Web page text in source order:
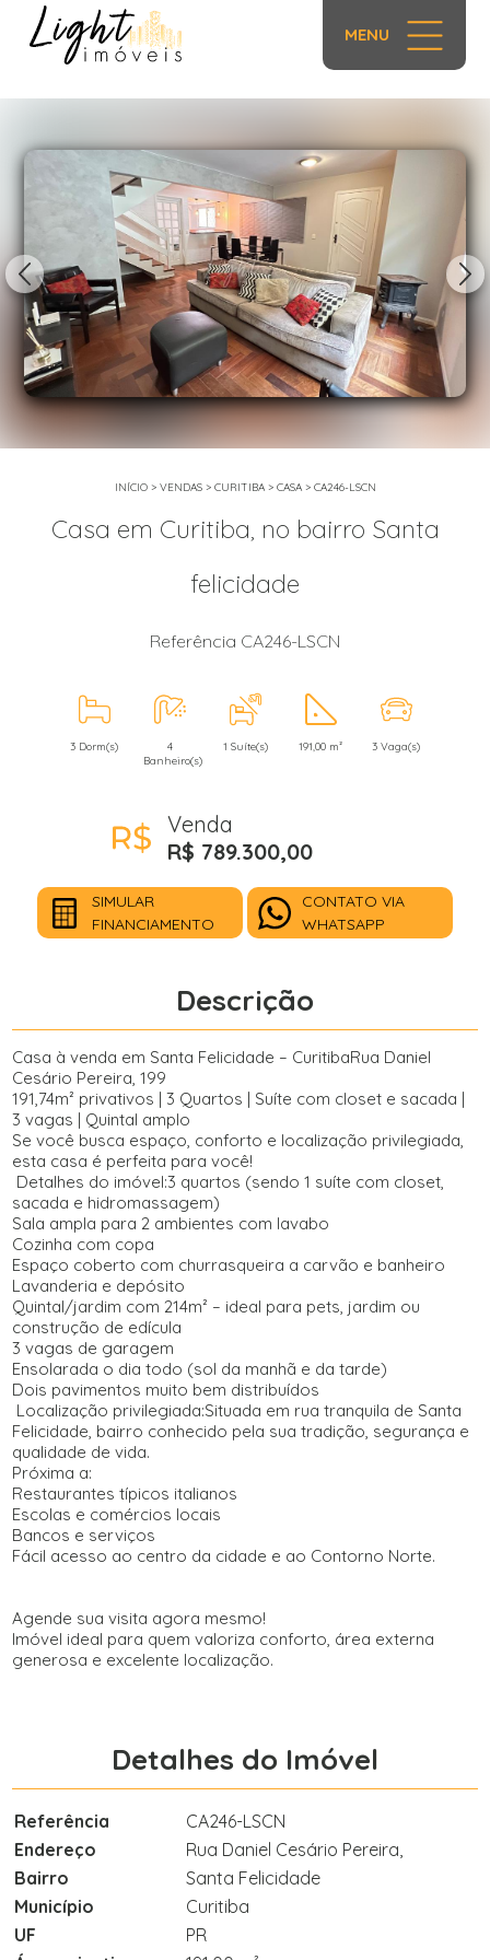
MENU
INÍCIO> VENDAS> CURITIBA> CASA> CA246-LSCN
Casa em Curitiba, no bairro Santa
felicidade
Referência CA246-LSCN
3 Dorm(s)
4
Banheiro(s)
1 Suíte(s) 191,00 m² 3 Vaga(s)
Venda
R$ 789.300,00
SIMULAR
FINANCIAMENTO
CONTATO VIA
WHATSAPP
Descrição
Casa à venda em Santa Felicidade – CuritibaRua Daniel
Cesário Pereira, 199
191,74m² privativos | 3 Quartos | Suíte com closet e sacada |
3 vagas | Quintal amplo
Se você busca espaço, conforto e localização privilegiada,
esta casa é perfeita para você!
Detalhes do imóvel:3 quartos (sendo 1 suíte com closet,
sacada e hidromassagem)
Sala ampla para 2 ambientes com lavabo
Cozinha com copa
Espaço coberto com churrasqueira a carvão e banheiro
Lavanderia e depósito
Quintal/jardim com 214m² – ideal para pets, jardim ou
construção de edícula
3 vagas de garagem
Ensolarada o dia todo (sol da manhã e da tarde)
Dois pavimentos muito bem distribuídos
Localização privilegiada:Situada em rua tranquila de Santa
Felicidade, bairro conhecido pela sua tradição, segurança e
qualidade de vida.
Próxima a:
Restaurantes típicos italianos
Escolas e comércios locais
Bancos e serviços
Fácil acesso ao centro da cidade e ao Contorno Norte.
Agende sua visita agora mesmo!
Imóvel ideal para quem valoriza conforto, área externa
generosa e excelente localização.
Detalhes do Imóvel
Referência
CA246-LSCN
Endereço
Rua Daniel Cesário Pereira,
Bairro
Santa Felicidade
Município
Curitiba
UF
PR